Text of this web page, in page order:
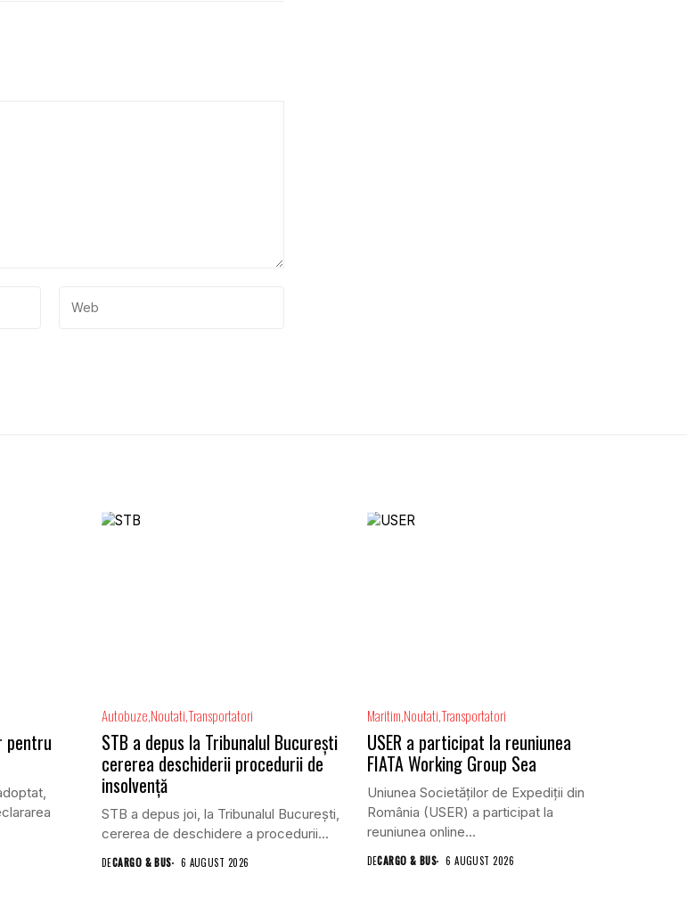
pentru
Autobuze NoutatiTransportatori
STB a depus la Tribunalul București
cererea deschiderii procedurii de
insolvență
STB a depus joi, la Tribunalul Bucureşti,
cererea de deschidere a procedurii...
DECARGO & BUS 6 AUGUST 2026
Maritim NoutatiTransportatori
USER a participat la reuniunea
FIATA Working Group Sea
Uniunea Societăților de Expediții din
România (USER) a participat la
reuniunea online...
DECARGO & BUS 6 AUGUST 2026